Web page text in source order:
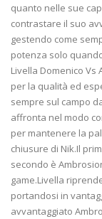
quanto nelle sue
contrastare il suo
gestendo come
potenza solo
Livella Domenico
per la qualità ed
sempre sul campo
affronta nel modo
per mantenere la
chiusure di Nik.Il
secondo è
game.Livella
portandosi in
avvantaggiato